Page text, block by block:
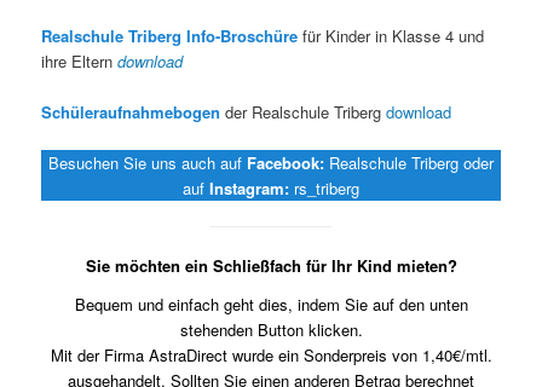
Realschule Triberg Info-Broschüre für Kinder in Klasse 4 und
ihre Elterndownload
Schüleraufnahmebogen der Realschule Tribergdownload
Besuchen Sie uns auch auf Facebook: Realschule Triberg oder
auf Instagram: rs_triberg
Sie möchten ein Schließfach für Ihr Kind mieten?
Bequem und einfach geht dies, indem Sie auf den unten
stehenden Button klicken.
Mit der Firma AstraDirect wurde ein Sonderpreis von 1,40€/mtl.
ausgehandelt. Sollten Sie einen anderen Betrag berechnet